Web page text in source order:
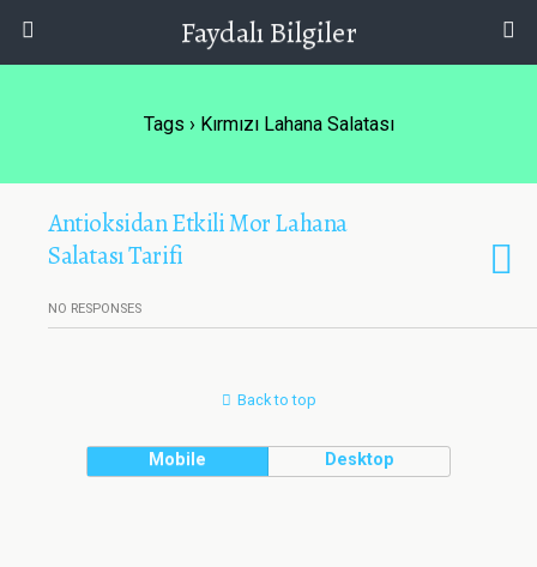
Faydalı Bilgiler
Tags › Kırmızı Lahana Salatası
Antioksidan Etkili Mor Lahana
Salatası Tarifi
NO RESPONSES
Back to top
Mobile Desktop